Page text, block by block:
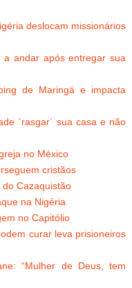
deslocam missionários
andar após entregar sua
de Maringá e impacta
`rasgar´ sua casa e não
no México
cristãos
Cazaquistão
na Nigéria
no Capitólio
curar leva prisioneiros
“Mulher de Deus, tem